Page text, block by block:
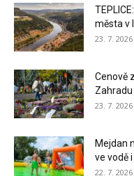
města v
23. 7. 2026
Cenově
23. 7. 2026
Mejdan
ve vodě
22. 7. 2026